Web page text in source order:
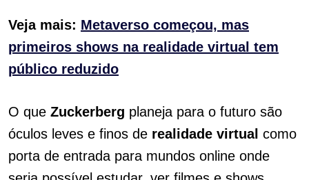
Veja mais: Metaverso começou, mas
primeiros shows na realidade virtual tem
público reduzido
O que Zuckerberg planeja para o futuro são
óculos leves e finos de realidade virtual como
porta de entrada para mundos online onde